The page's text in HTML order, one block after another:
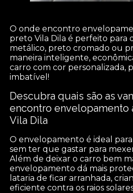
O onde encontro
preto Vila Dila é perfeito para
metálico, preto cromado ou
maneira inteligente,
carro com cor personalizada,
imbatível!
Descubra quais são as
encontro
Vila Dila
O envelopamento é ideal
sem ter que gastar para
Além de deixar o carro bem
envelopamento dá mais
lataria de ficar arranhada,
eficiente contra os raios